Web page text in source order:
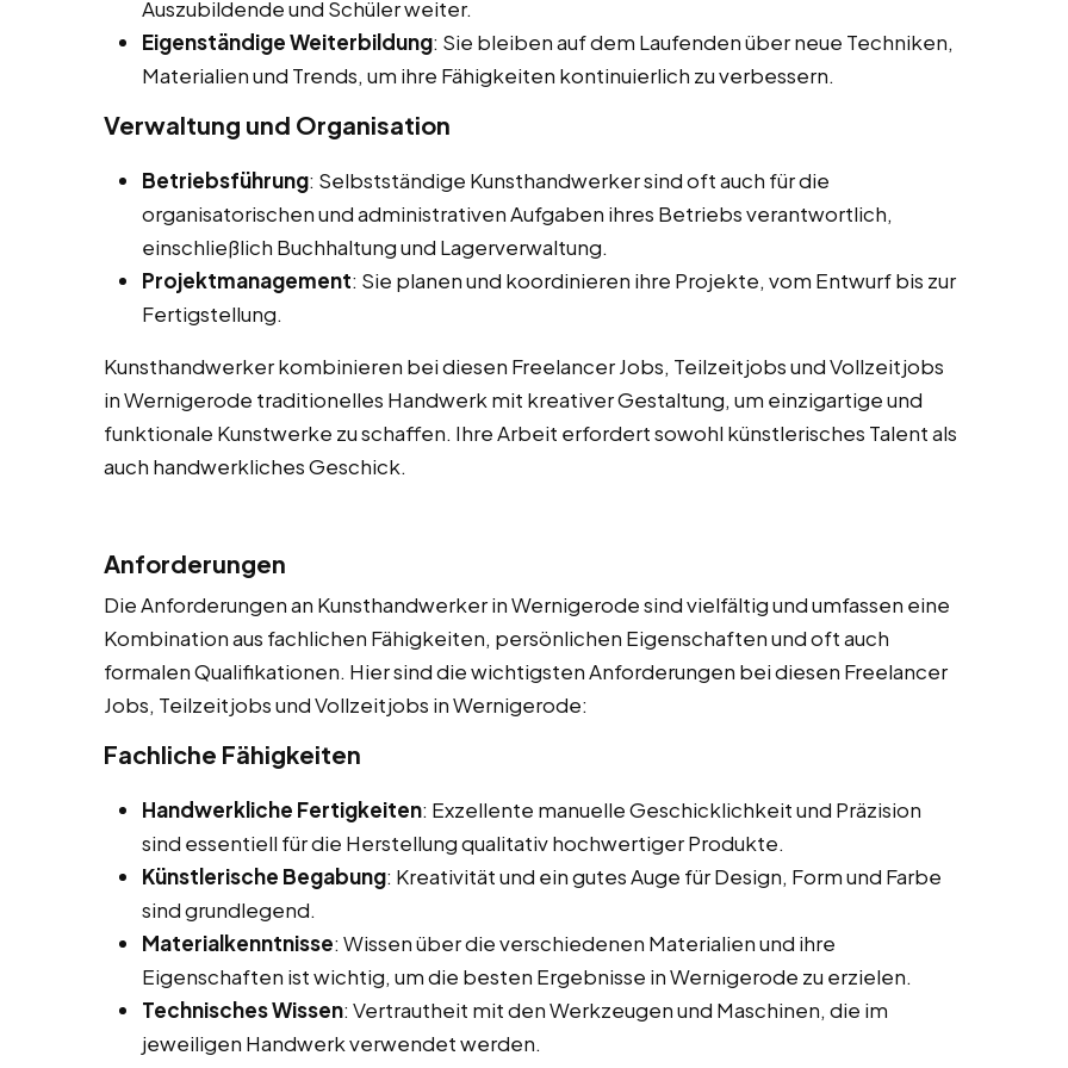
Auszubildende und Schüler weiter.
Eigenständige Weiterbildung: Sie bleiben auf dem Laufenden über neue Techniken,
Materialien und Trends, um ihre Fähigkeiten kontinuierlich zu verbessern.
Verwaltung und Organisation
Betriebsführung: Selbstständige Kunsthandwerker sind oft auch für die
organisatorischen und administrativen Aufgaben ihres Betriebs verantwortlich,
einschließlich Buchhaltung und Lagerverwaltung.
Projektmanagement: Sie planen und koordinieren ihre Projekte, vom Entwurf bis zur
Fertigstellung.
Kunsthandwerker kombinieren bei diesen Freelancer Jobs, Teilzeitjobs und Vollzeitjobs
in Wernigerode traditionelles Handwerk mit kreativer Gestaltung, um einzigartige und
funktionale Kunstwerke zu schaffen. Ihre Arbeit erfordert sowohl künstlerisches Talent als
auch handwerkliches Geschick.
Anforderungen
Die Anforderungen an Kunsthandwerker in Wernigerode sind vielfältig und umfassen eine
Kombination aus fachlichen Fähigkeiten, persönlichen Eigenschaften und oft auch
formalen Qualifikationen. Hier sind die wichtigsten Anforderungen bei diesen Freelancer
Jobs, Teilzeitjobs und Vollzeitjobs in Wernigerode:
Fachliche Fähigkeiten
Handwerkliche Fertigkeiten: Exzellente manuelle Geschicklichkeit und Präzision
sind essentiell für die Herstellung qualitativ hochwertiger Produkte.
Künstlerische Begabung: Kreativität und ein gutes Auge für Design, Form und Farbe
sind grundlegend.
Materialkenntnisse: Wissen über die verschiedenen Materialien und ihre
Eigenschaften ist wichtig, um die besten Ergebnisse in Wernigerode zu erzielen.
Technisches Wissen: Vertrautheit mit den Werkzeugen und Maschinen, die im
jeweiligen Handwerk verwendet werden.